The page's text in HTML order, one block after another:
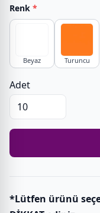
Renk *
Beyaz Turuncu
Adet
*Lütfen ürünü